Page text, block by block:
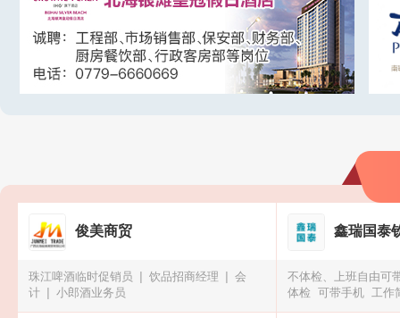
俊美商贸
珠江啤酒临时促销员 饮品招商经理
会
计
小郎酒业务员
鑫瑞国泰
不体检、上班自由可
体检 可带手机 工作
可带手机、可预支工